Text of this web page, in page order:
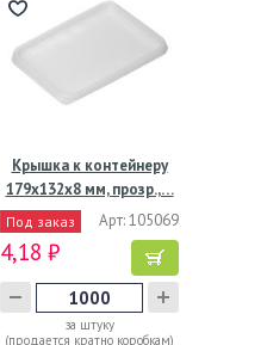
Крышка к контейнеру
179х132х8 мм, прозр.,…
Под заказ Арт: 105069
4,18 ₽
за штуку
(продается кратно коробкам)